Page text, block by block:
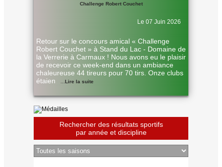
Challenge Robert Couchet
Le 07 Juin 2026
Retour sur le concours amical « Challenge
Robert Couchet » à Stand du Lac - Domaine de
la Verrerie à Carmaux ! Nous avons eu le plaisir
de recevoir ce week-end dans un ambiance
chaleureuse 44 tireurs pour 70 tirs. Onze clubs
étaien
Lire la suite
Rechercher des résultats sportifs
par année et discipline